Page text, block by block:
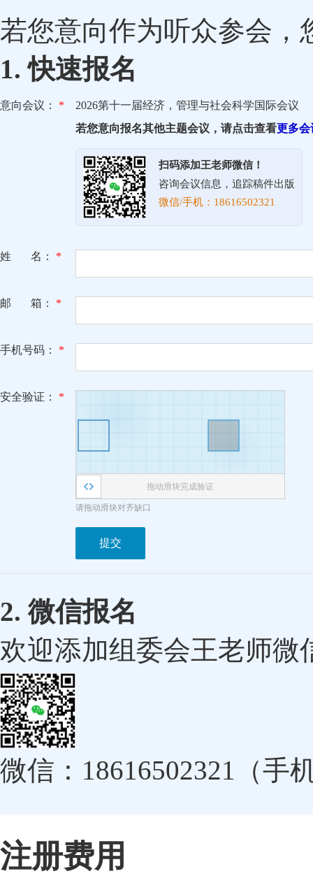
若您意向作为听众参会，
1. 快速报名
意向会议： *
2026第十一届经济，管理与社会科学国际会议
若您意向报名其他主题会议，请点击查看更多会
扫码添加王老师微信！
咨询会议信息，追踪稿件出版
微信/手机：18616502321
姓 名： *
邮 箱： *
手机号码： *
安全验证： *
拖动滑块完成验证
请拖动滑块对齐缺口
提交
2. 微信报名
欢迎添加组委会王老师微
微信：18616502321（手
注册费用